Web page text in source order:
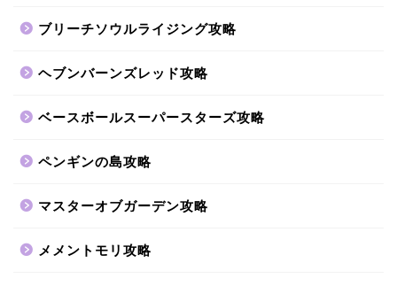
ブリーチソウルライジング攻略
ヘブンバーンズレッド攻略
ベースボールスーパースターズ攻略
ペンギンの島攻略
マスターオブガーデン攻略
メメントモリ攻略